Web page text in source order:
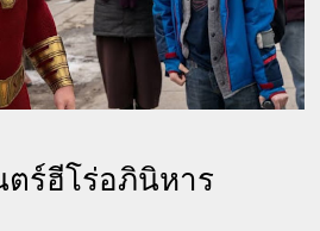
ตร์ฮีโร่อภินิหาร